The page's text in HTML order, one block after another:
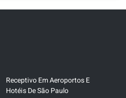
Receptivo Em Aeroportos E
Hotéis De São Paulo